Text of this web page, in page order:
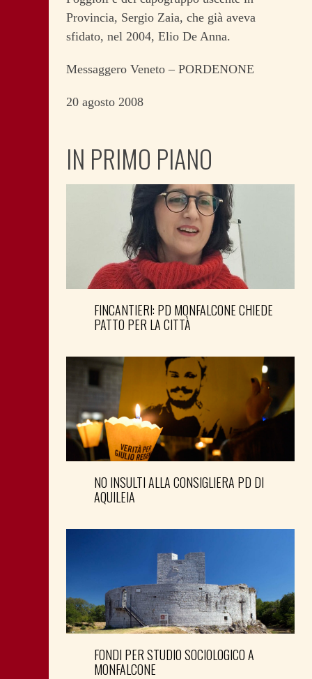
Provincia, Sergio Zaia, che già aveva
sfidato, nel 2004, Elio De Anna.
Messaggero Veneto – PORDENONE
20 agosto 2008
IN PRIMO PIANO
FINCANTIERI: PD MONFALCONE CHIEDE
PATTO PER LA CITTÀ
NO INSULTI ALLA CONSIGLIERA PD DI
AQUILEIA
FONDI PER STUDIO SOCIOLOGICO A
MONFALCONE